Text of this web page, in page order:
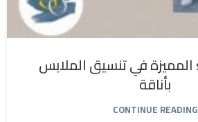
طريقة sevda المميزة في تنسيق الملابس
بأناقة
CONTINUE READING